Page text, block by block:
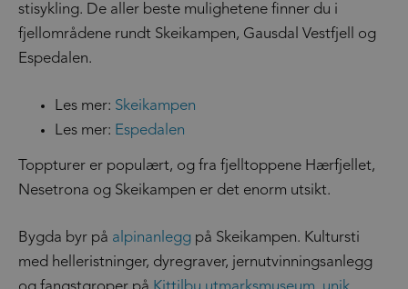
stisykling. De aller beste mulighetene finner du i
fjellområdene rundt Skeikampen, Gausdal Vestfjell og
Espedalen.
Les mer: Skeikampen
Les mer: Espedalen
Toppturer er populært, og fra fjelltoppene Hærfjellet,
Nesetrona og Skeikampen er det enorm utsikt.
Bygda byr på alpinanlegg på Skeikampen. Kultursti
med helleristninger, dyregraver, jernutvinningsanlegg